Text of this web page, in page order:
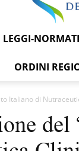
LEGGI-
ORDINI
Italiano di
del